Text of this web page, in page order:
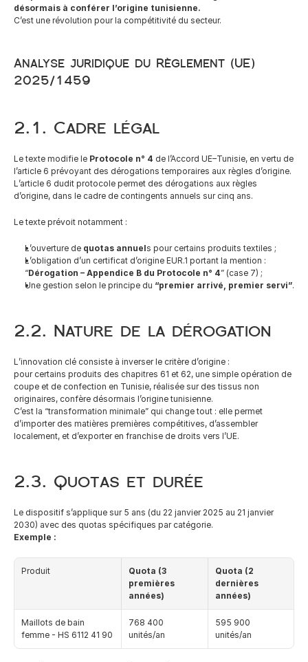
désormais à conférer l’origine tunisienne.
C’est une révolution pour la compétitivité du secteur.
Analyse juridique du Règlement (UE)
2025/1459
2.1. Cadre légal
Le texte modifie le Protocole n° 4 de l’Accord UE–Tunisie, en vertu de
l’article 6 prévoyant des dérogations temporaires aux règles d’origine.
L’article 6 dudit protocole permet des dérogations aux règles
d’origine, dans le cadre de contingents annuels sur cinq ans.
Le texte prévoit notamment :
L’ouverture de quotas annuels pour certains produits textiles ;
L’obligation d’un certificat d’origine EUR.1 portant la mention :
“Dérogation – Appendice B du Protocole n° 4” (case 7) ;
Une gestion selon le principe du “premier arrivé, premier servi”.
2.2. Nature de la dérogation
L’innovation clé consiste à inverser le critère d’origine :
pour certains produits des chapitres 61 et 62, une simple opération de
coupe et de confection en Tunisie, réalisée sur des tissus non
originaires, confère désormais l’origine tunisienne.
C’est la “transformation minimale” qui change tout : elle permet
d’importer des matières premières compétitives, d’assembler
localement, et d’exporter en franchise de droits vers l’UE.
2.3. Quotas et durée
Le dispositif s’applique sur 5 ans (du 22 janvier 2025 au 21 janvier
2030) avec des quotas spécifiques par catégorie.
Exemple :
Produit
Quota (3
premières
années)
Quota (2
dernières
années)
Maillots de bain
femme - HS 6112 41 90
768 400
unités/an
595 900
unités/an